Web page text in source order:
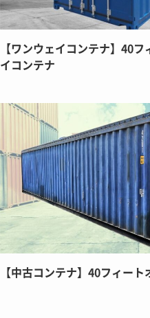
【ワンウェイコンテナ】40
イコンテナ
【中古コンテナ】40フィー